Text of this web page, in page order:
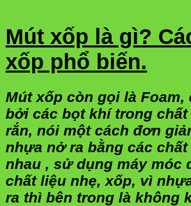
Mút xốp là gì?
xốp phổ biến.
Mút xốp còn gọi là
bởi các bọt khí trong
rắn, nói một cách đơn
nhựa nở ra bằng các
nhau , sử dụng máy móc
chất liệu nhẹ, xốp, vì
ra thì bên trong là không